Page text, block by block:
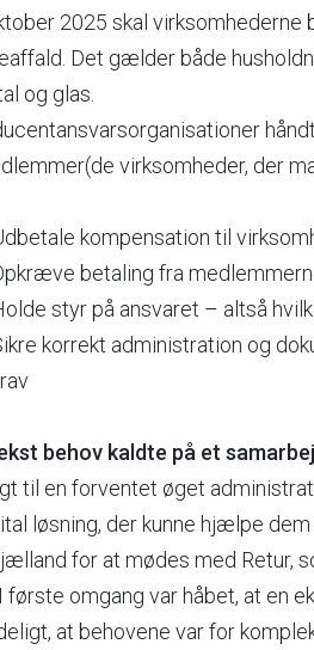
2025 skal
Det gælder både
og glas.
virksomheder, der
kompensation til
betaling fra
styr på ansvaret – altså
korrekt administration og
behov kaldte på et
til en forventet øget
løsning, der kunne hjælpe
for at mødes med Retur,
omgang var håbet, at en
at behovene var for